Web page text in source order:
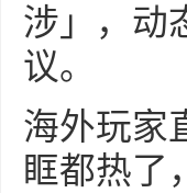
涉」，动
议。
海外玩家
眶都热了